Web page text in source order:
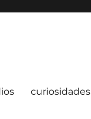
curiosidades